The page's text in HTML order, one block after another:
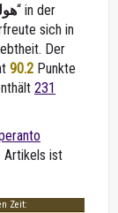
“ in der
sich in
Der
90.2 Punkte
231
Artikels ist
Zeit: